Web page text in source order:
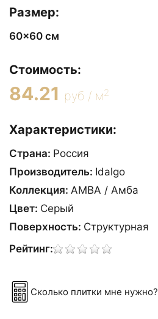
Размер:
60x60 см
Стоимость:
84.21 руб / м2
Характеристики:
Страна: Россия
Производитель: Idalgo
Коллекция: AMBA / Амба
Цвет: Серый
Поверхность: Структурная
Рейтинг:
Сколько плитки мне нужно?